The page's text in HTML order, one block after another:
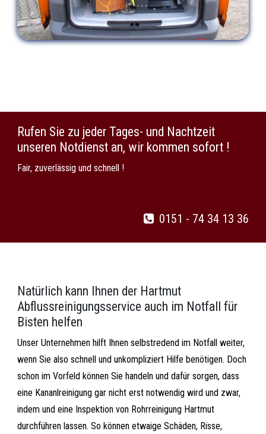
Rufen Sie zu jeder Tages- und Nachtzeit
unseren Notdienst an, wir kommen sofort !
Fair, zuverlässig und schnell !
0151 - 74 34 13 36
Natürlich kann Ihnen der Hartmut
Abflussreinigungsservice auch im Notfall für
Bisten helfen
Unser Unternehmen hilft Ihnen selbstredend im Notfall weiter,
wenn Sie also schnell und unkompliziert Hilfe benötigen. Doch
schon im Vorfeld können Sie handeln und dafür sorgen, dass
eine Kananlreinigung gar nicht erst notwendig wird und zwar,
indem und eine Inspektion von Rohrreinigung Hartmut
durchführen lassen. So können etwaige Schäden, Risse,